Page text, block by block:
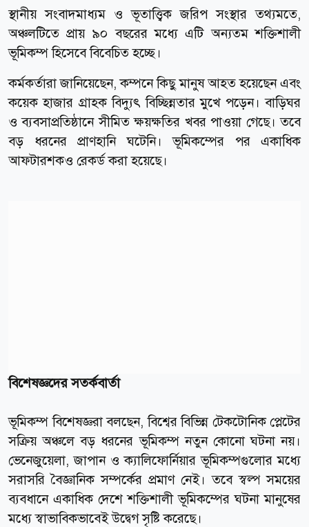
স্থানীয় সংবাদমাধ্যম ও ভূতাত্ত্বিক জরিপ সংস্থার তথ্যমতে,
অঞ্চলটিতে প্রায় ৯০ বছরের মধ্যে এটি অন্যতম শক্তিশালী
ভূমিকম্প হিসেবে বিবেচিত হচ্ছে।
কর্মকর্তারা জানিয়েছেন, কম্পনে কিছু মানুষ আহত হয়েছেন এবং
কয়েক হাজার গ্রাহক বিদ্যুৎ বিচ্ছিন্নতার মুখে পড়েন। বাড়িঘর
ও ব্যবসাপ্রতিষ্ঠানে সীমিত ক্ষয়ক্ষতির খবর পাওয়া গেছে। তবে
বড় ধরনের প্রাণহানি ঘটেনি। ভূমিকম্পের পর একাধিক
আফটারশকও রেকর্ড করা হয়েছে।
বিশেষজ্ঞদের সতর্কবার্তা
ভূমিকম্প বিশেষজ্ঞরা বলছেন, বিশ্বের বিভিন্ন টেকটোনিক প্লেটের
সক্রিয় অঞ্চলে বড় ধরনের ভূমিকম্প নতুন কোনো ঘটনা নয়।
ভেনেজুয়েলা, জাপান ও ক্যালিফোর্নিয়ার ভূমিকম্পগুলোর মধ্যে
সরাসরি বৈজ্ঞানিক সম্পর্কের প্রমাণ নেই। তবে স্বল্প সময়ের
ব্যবধানে একাধিক দেশে শক্তিশালী ভূমিকম্পের ঘটনা মানুষের
মধ্যে স্বাভাবিকভাবেই উদ্বেগ সৃষ্টি করেছে।